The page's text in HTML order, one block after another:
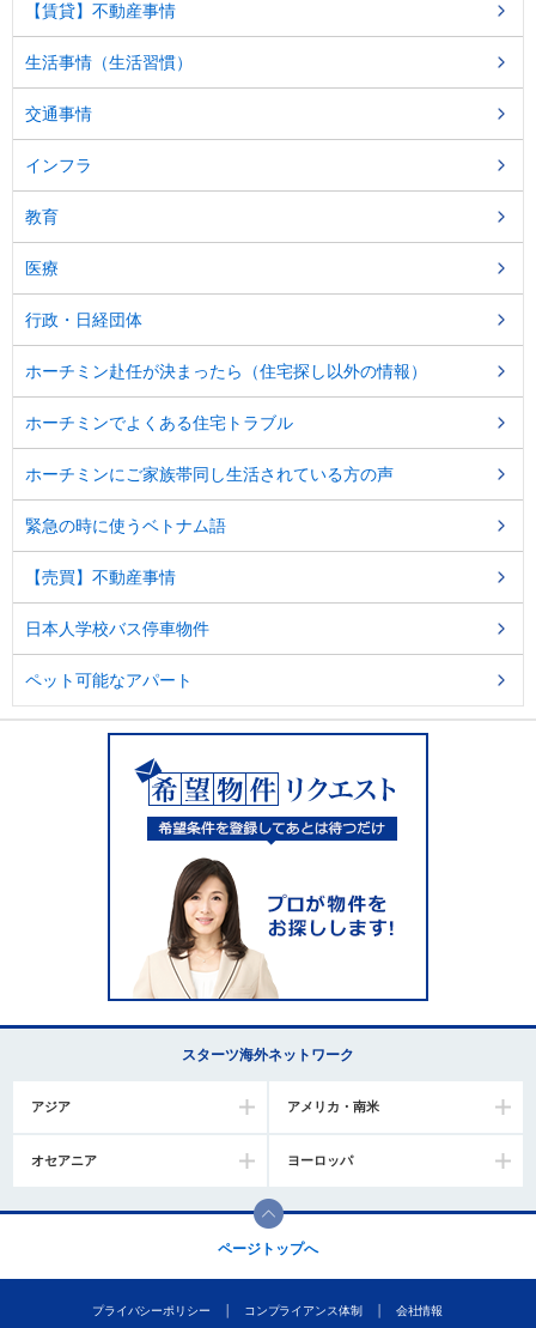
【賃貸】不動産事情
生活事情（生活習慣）
交通事情
インフラ
教育
医療
行政・日経団体
ホーチミン赴任が決まったら（住宅探し以外の情報）
ホーチミンでよくある住宅トラブル
ホーチミンにご家族帯同し生活されている方の声
緊急の時に使うベトナム語
【売買】不動産事情
日本人学校バス停車物件
ペット可能なアパート
スターツ海外ネットワーク
アジア アメリカ・南米
オセアニア ヨーロッパ
ページトップへ
プライバシーポリシー コンプライアンス体制 会社情報